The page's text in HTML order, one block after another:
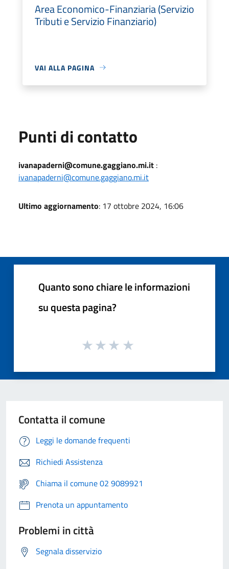
Area Economico-Finanziaria (Servizio
Tributi e Servizio Finanziario)
VAI ALLA PAGINA
Punti di contatto
ivanapaderni@comune.gaggiano.mi.it :
ivanapaderni@comune.gaggiano.mi.it
Ultimo aggiornamento: 17 ottobre 2024, 16:06
Quanto sono chiare le informazioni
su questa pagina?
Contatta il comune
Leggi le domande frequenti
Richiedi Assistenza
Chiama il comune 02 9089921
Prenota un appuntamento
Problemi in città
Segnala disservizio